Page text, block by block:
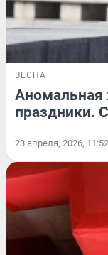
ВЕСНА
Аномальная
праздники.
23 апреля, 2026, 11:52